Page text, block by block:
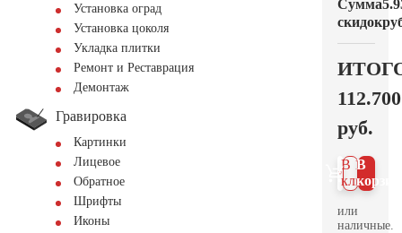
Установка оград
Установка цоколя
Укладка плитки
Ремонт и Реставрация
Демонтаж
Гравировка
Картинки
Лицевое
Обратное
Шрифты
Иконы
Сумма
скидок
112.700
руб.
В
В 1
клик
или
наличные.